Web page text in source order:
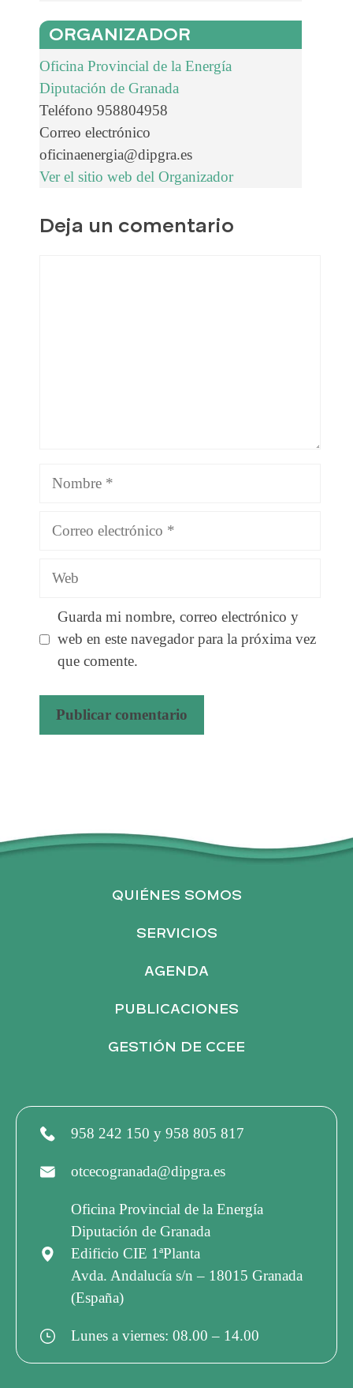
ORGANIZADOR
Oficina Provincial de la Energía
Diputación de Granada
Teléfono 958804958
Correo electrónico
oficinaenergia@dipgra.es
Ver el sitio web del Organizador
Deja un comentario
Nombre
Correo
Web
Guarda mi nombre, correo electrónico y
web en este navegador para la próxima vez
que comente.
r
QUIÉNES SOMOS
SERVICIOS
AGENDA
PUBLICACIONES
GESTIÓN DE CCEE
958 242 150 y 958 805 817
otcecogranada@dipgra.es
Oficina Provincial de la Energía
Diputación de Granada
Edificio CIE 1ªPlanta
Avda. Andalucía s/n – 18015 Granada
(España)
Lunes a viernes: 08.00 – 14.00